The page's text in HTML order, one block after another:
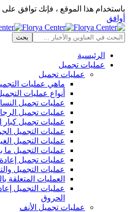
باستخدام هذا الموقع ، فإنك توافق على
أوافق
الرئيسية
عمليات تجميل
عمليات تجميل
ماهي عمليات
أنواع عمليات
عمليات تجميل
عمليات تجميل
عمليات تجميل كبار
عمليات التجميل
عمليات التجميل
عمليات التجميل ما
عمليات تجميل
عمليات التجميل
العمليات المتعلقة
عمليات التجميل
الحروق
عمليات تجميل الأنف